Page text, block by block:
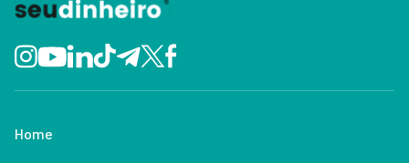
Home